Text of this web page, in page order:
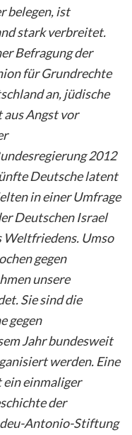
belegen, ist
stark verbreitet.
Befragung der
für Grundrechte
an, jüdische
Angst vor
2012
Deutsche latent
in einer Umfrage
Deutschen Israel
Weltfriedens. Umso
gegen
unsere
Sie sind die
gegen
Jahr bundesweit
werden. Eine
ein einmaliger
der
Antonio-Stiftung